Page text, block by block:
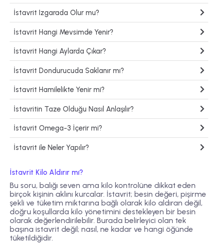
İstavrit Izgarada Olur mu?
İstavrit Hangi Mevsimde Yenir?
İstavrit Hangi Aylarda Çıkar?
İstavrit Dondurucuda Saklanır mı?
İstavrit Hamilelikte Yenir mi?
İstavritin Taze Olduğu Nasıl Anlaşılır?
İstavrit Omega-3 İçerir mi?
İstavrit ile Neler Yapılır?
İstavrit Kilo Aldırır mı?
Bu soru, balığı seven ama kilo kontrolüne dikkat eden
birçok kişinin aklını kurcalar. İstavrit; besin değeri, pişirme
şekli ve tüketim miktarına bağlı olarak kilo aldıran değil,
doğru koşullarda kilo yönetimini destekleyen bir besin
olarak değerlendirilebilir. Burada belirleyici olan tek
başına istavrit değil; nasıl, ne kadar ve hangi öğünde
tüketildiğidir.